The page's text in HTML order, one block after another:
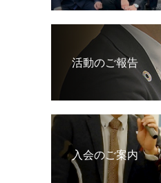
活動のご報告
入会のご案内